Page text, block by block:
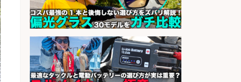
布志市
会社名 株式会社ホットスタッフ鹿児島
sponsored by 求人ボックス
さらに求人情報を見る